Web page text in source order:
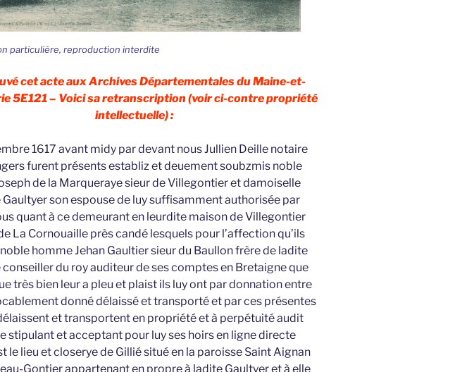
particulière, reproduction interdite
cet acte aux Archives Départementales du Maine-et-
5E121 – Voici sa retranscription (voir ci-contre propriété
intellectuelle) :
1617 avant midy par devant nous Jullien Deille notaire
furent présents establiz et deuement soubzmis noble
de la Marqueraye sieur de Villegontier et damoiselle
Gaultyer son espouse de luy suffisamment authorisée par
quant à ce demeurant en leurdite maison de Villegontier
La Cornouaille près candé lesquels pour l’affection qu’ils
homme Jehan Gaultier sieur du Baullon frère de ladite
conseiller du roy auditeur de ses comptes en Bretaigne que
très bien leur a pleu et plaist ils luy ont par donnation entre
donné délaissé et transporté et par ces présentes
et transportent en propriété et à perpétuité audit
stipulant et acceptant pour luy ses hoirs en ligne directe
le lieu et closerye de Gillié situé en la paroisse Saint Aignan
Gontier appartenant en propre à ladite Gaultyer et à elle